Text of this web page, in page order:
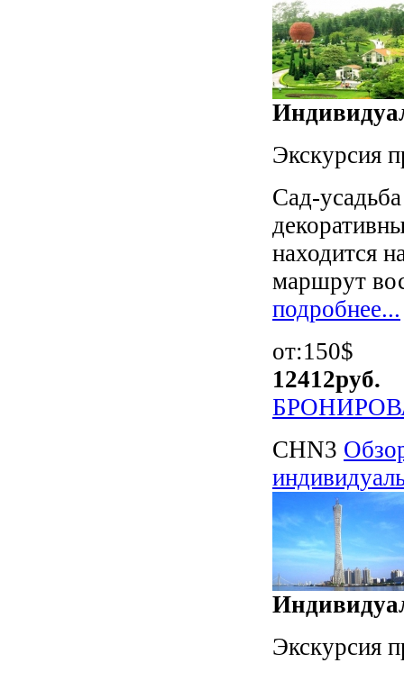
Экскурсия
Сад-
находится
маршрут
подробнее...
от:150$
12412руб.
CHN3
Экскурсия